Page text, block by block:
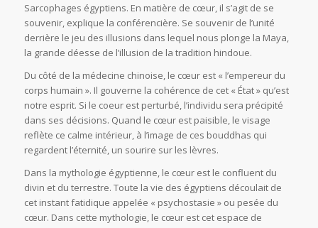
Sarcophages égyptiens. En matière de cœur, il s’agit de se
souvenir, explique la conférencière. Se souvenir de l’unité
derrière le jeu des illusions dans lequel nous plonge la Maya,
la grande déesse de l’illusion de la tradition hindoue.
Du côté de la médecine chinoise, le cœur est « l’empereur du
corps humain ». Il gouverne la cohérence de cet « État » qu’est
notre esprit. Si le coeur est perturbé, l’individu sera précipité
dans ses décisions. Quand le cœur est paisible, le visage
reflète ce calme intérieur, à l’image de ces bouddhas qui
regardent l’éternité, un sourire sur les lèvres.
Dans la mythologie égyptienne, le cœur est le confluent du
divin et du terrestre. Toute la vie des égyptiens découlait de
cet instant fatidique appelée « psychostasie » ou pesée du
cœur. Dans cette mythologie, le cœur est cet espace de